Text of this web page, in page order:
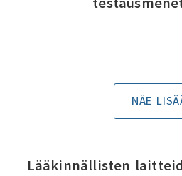
NÄE
Lääkinnällisten